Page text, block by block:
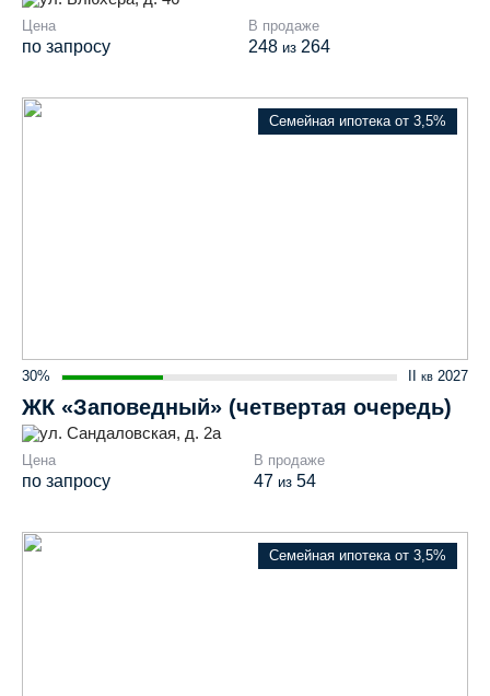
Цена
по запросу
В продаже
248 из 264
Семейная ипотека от 3,5%
30% II кв 2027
ЖК «Заповедный» (четвертая очередь)
ул. Сандаловская, д. 2а
Цена
по запросу
В продаже
47 из 54
Семейная ипотека от 3,5%